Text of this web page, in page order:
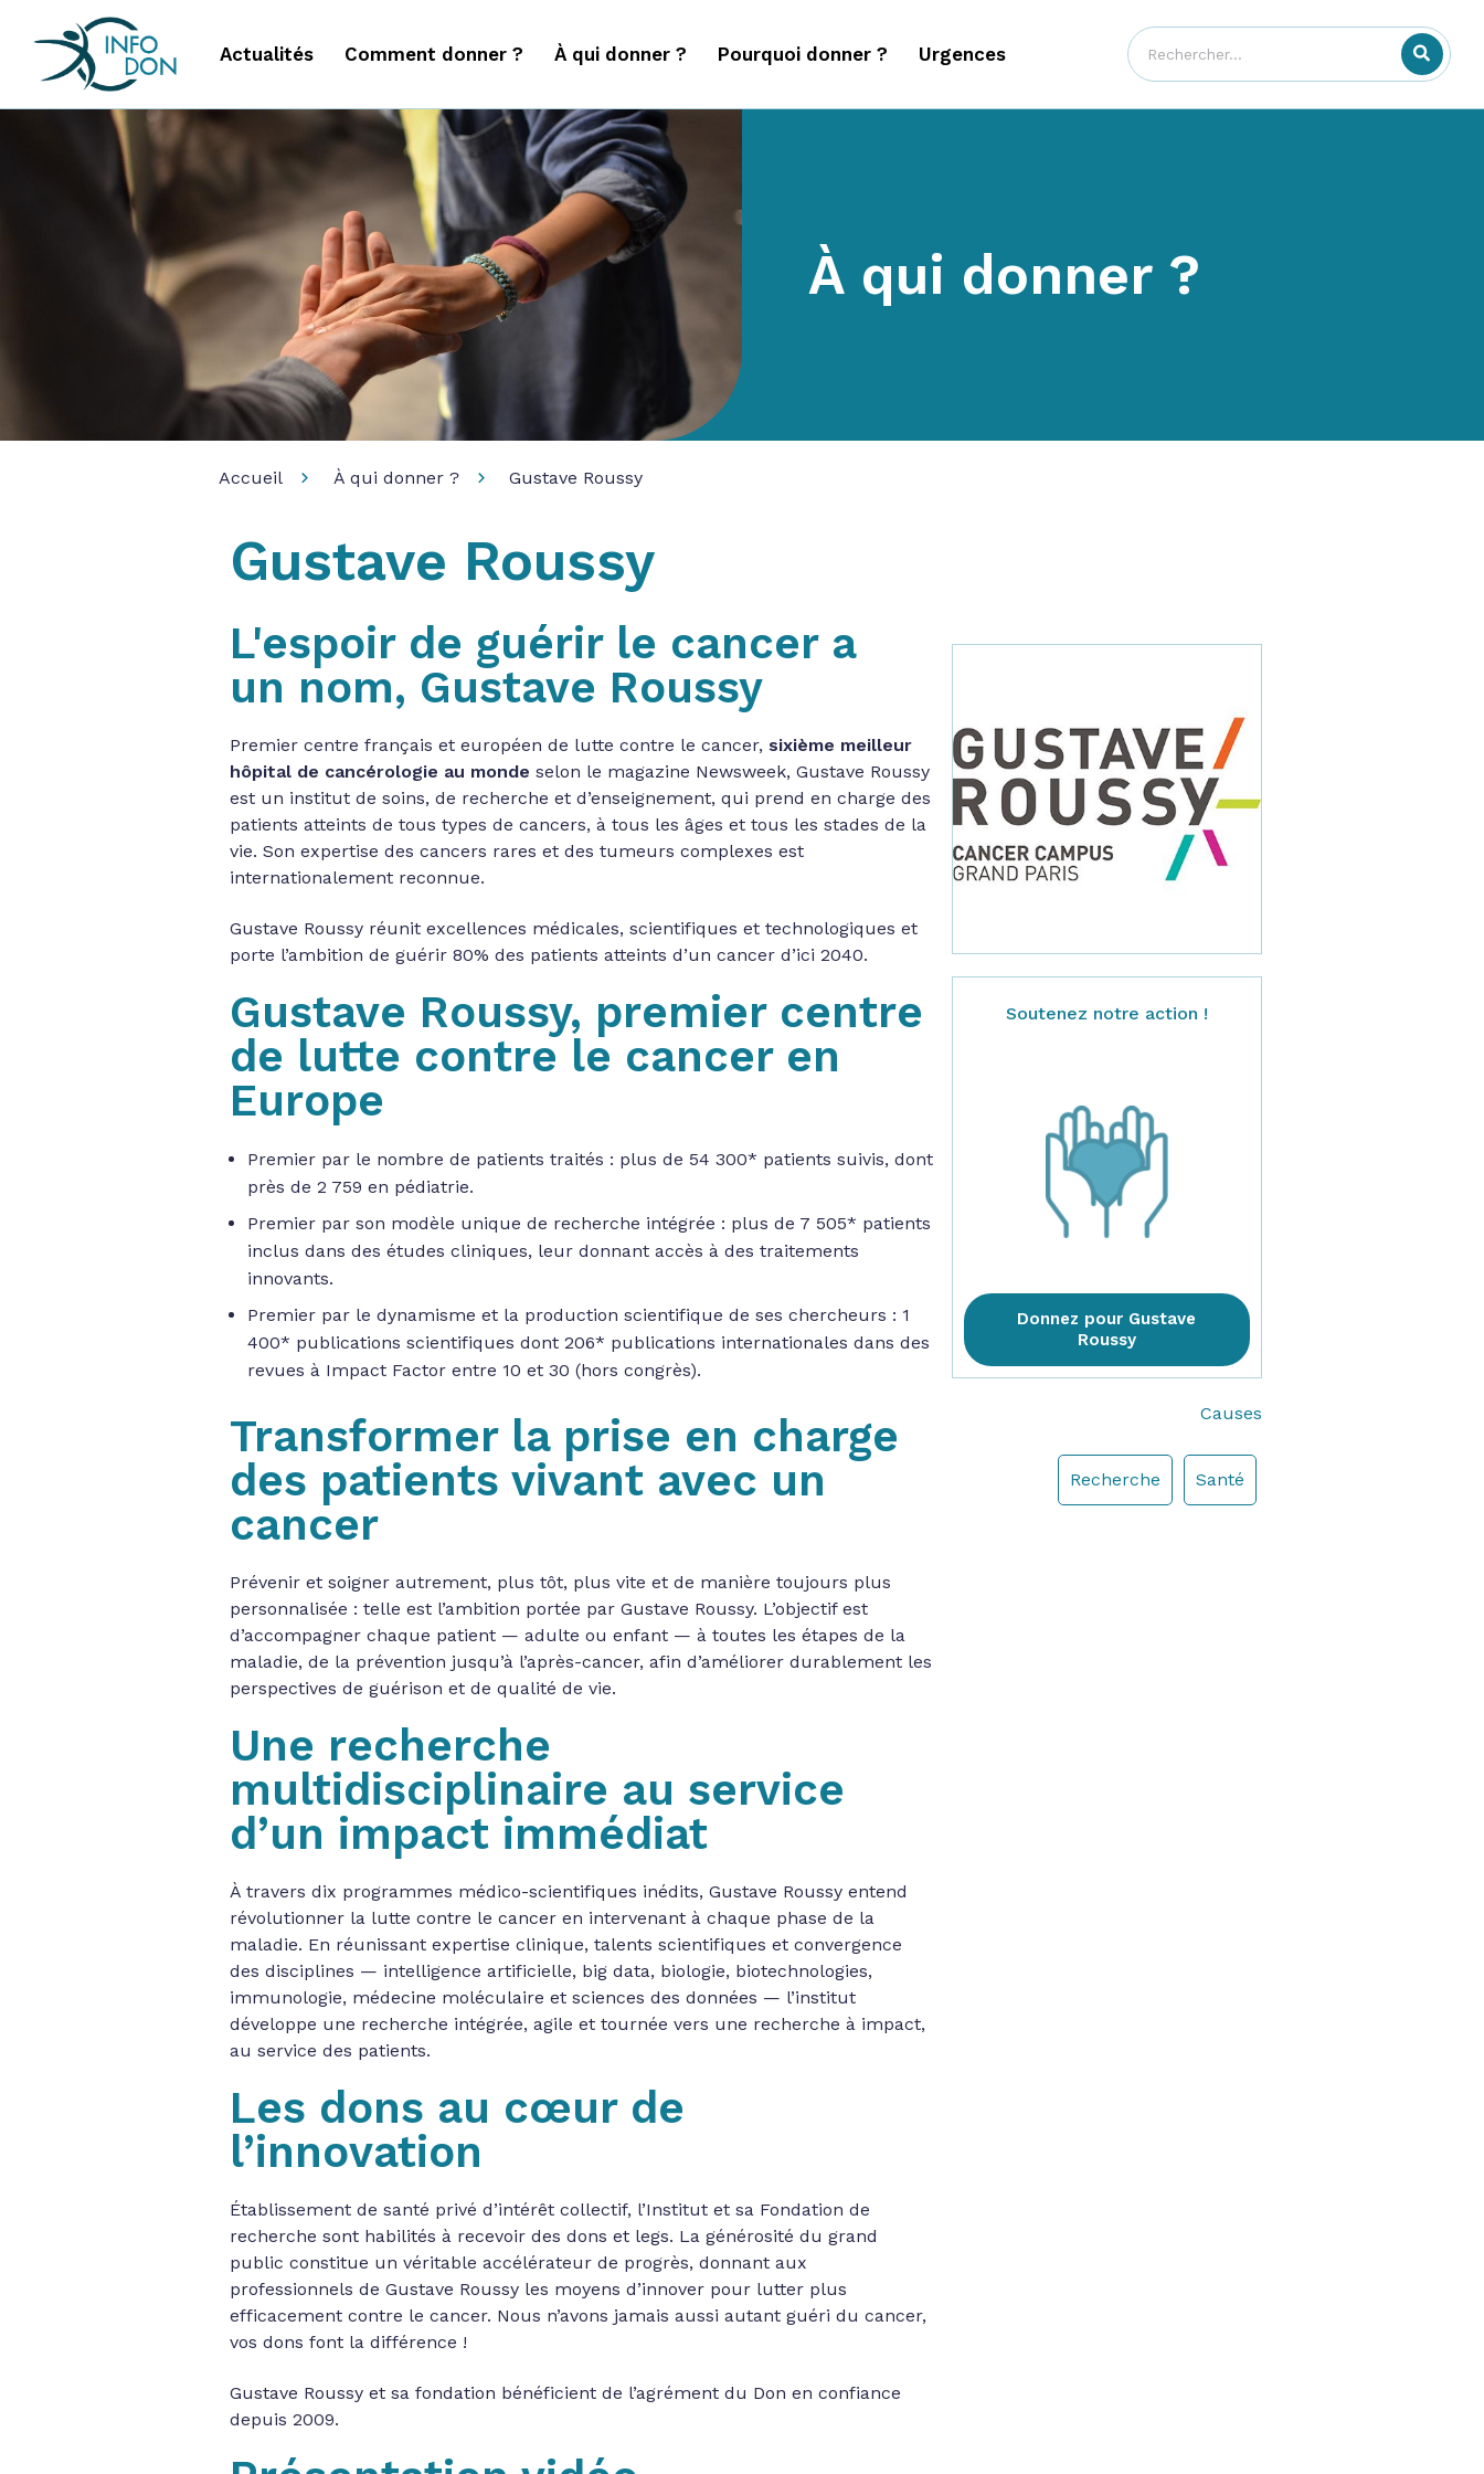
Actualités Comment donner ? À qui donner ? Pourquoi donner ? Urgences
À qui donner ?
Accueil À qui donner ? Gustave Roussy
Gustave Roussy
L'espoir de guérir le cancer a
un nom, Gustave Roussy
Premier centre français et européen de lutte contre le cancer, sixième meilleur
hôpital de cancérologie au monde selon le magazine Newsweek, Gustave Roussy
est un institut de soins, de recherche et d’enseignement, qui prend en charge des
patients atteints de tous types de cancers, à tous les âges et tous les stades de la
vie. Son expertise des cancers rares et des tumeurs complexes est
internationalement reconnue.
Gustave Roussy réunit excellences médicales, scientifiques et technologiques et
porte l’ambition de guérir 80% des patients atteints d’un cancer d’ici 2040.
Gustave Roussy, premier centre
de lutte contre le cancer en
Europe
Premier par le nombre de patients traités : plus de 54 300* patients suivis, dont
près de 2 759 en pédiatrie.
Premier par son modèle unique de recherche intégrée : plus de 7 505* patients
inclus dans des études cliniques, leur donnant accès à des traitements
innovants.
Premier par le dynamisme et la production scientifique de ses chercheurs : 1
400* publications scientifiques dont 206* publications internationales dans des
revues à Impact Factor entre 10 et 30 (hors congrès).
Transformer la prise en charge
des patients vivant avec un
cancer
Prévenir et soigner autrement, plus tôt, plus vite et de manière toujours plus
personnalisée : telle est l’ambition portée par Gustave Roussy. L’objectif est
d’accompagner chaque patient — adulte ou enfant — à toutes les étapes de la
maladie, de la prévention jusqu’à l’après-cancer, afin d’améliorer durablement les
perspectives de guérison et de qualité de vie.
Une recherche
multidisciplinaire au service
d’un impact immédiat
À travers dix programmes médico-scientifiques inédits, Gustave Roussy entend
révolutionner la lutte contre le cancer en intervenant à chaque phase de la
maladie. En réunissant expertise clinique, talents scientifiques et convergence
des disciplines — intelligence artificielle, big data, biologie, biotechnologies,
immunologie, médecine moléculaire et sciences des données — l’institut
développe une recherche intégrée, agile et tournée vers une recherche à impact,
au service des patients.
Les dons au cœur de
l’innovation
Établissement de santé privé d’intérêt collectif, l’Institut et sa Fondation de
recherche sont habilités à recevoir des dons et legs. La générosité du grand
public constitue un véritable accélérateur de progrès, donnant aux
professionnels de Gustave Roussy les moyens d’innover pour lutter plus
efficacement contre le cancer. Nous n’avons jamais aussi autant guéri du cancer,
vos dons font la différence !
Gustave Roussy et sa fondation bénéficient de l’agrément du Don en confiance
depuis 2009.
Soutenez notre action !
Donnez pour Gustave
Roussy
Causes
Santé
Recherche